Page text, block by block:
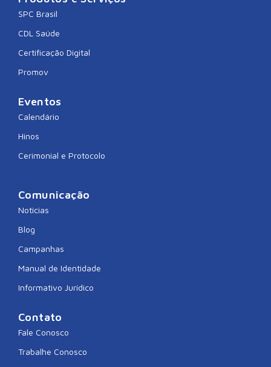
SPC Brasil
CDL Saúde
Certificação Digital
Promov
Eventos
Calendário
Hinos
Cerimonial e Protocolo
Comunicação
Notícias
Blog
Campanhas
Manual de Identidade
Informativo Jurídico
Contato
Fale Conosco
Trabalhe Conosco